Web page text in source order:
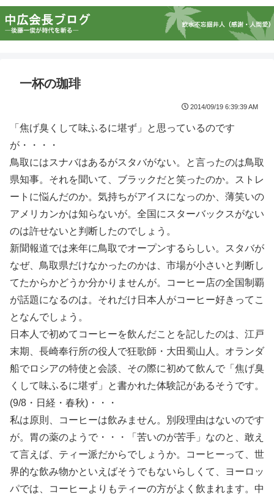
一杯の珈琲
2014/09/19 6:39:39 AM
「焦げ臭くして味ふるに堪ず」と思っているのです
が・・・・
鳥取にはスナバはあるがスタバがない。と言ったのは鳥取
県知事。それを聞いて、ブラックだと笑ったのか。ストレ
ートに悩んだのか。気持ちがアイスになっのか、薄笑いの
アメリカンかは知らないが。全国にスターバックスがない
のは許せないと判断したのでしょう。
新聞報道では来年に鳥取でオープンするらしい。スタバが
なぜ、鳥取県だけなかったのかは、市場が小さいと判断し
てたからかどうか分かりませんが。コーヒー店の全国制覇
が話題になるのは。それだけ日本人がコーヒー好きってこ
となんでしょう。
日本人で初めてコーヒーを飲んだことを記したのは、江戸
末期、長崎奉行所の役人で狂歌師・大田蜀山人。オランダ
船でロシアの特使と会談、その際に初めて飲んで「焦げ臭
くして味ふるに堪ず」と書かれた体験記があるそうです。
(9/8・日経・春秋)・・・
私は原則、コーヒーは飲みません。別段理由はないのです
が。胃の薬のようで・・・「苦いのが苦手」なのと、敢え
て言えば、ティー派だからでしょうか。コーヒーって、世
界的な飲み物かといえばそうでもないらしくて、ヨーロッ
パでは、コーヒーよりもティーの方がよく飲まれます。中